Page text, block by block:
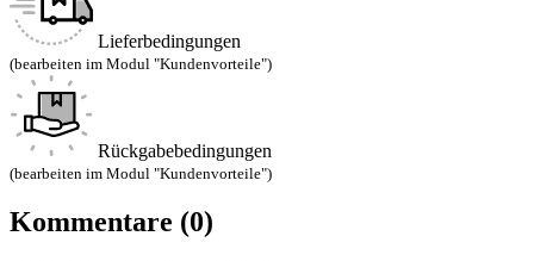
Lieferbedingungen
(bearbeiten im Modul "Kundenvorteile")
Rückgabebedingungen
(bearbeiten im Modul "Kundenvorteile")
Kommentare (0)